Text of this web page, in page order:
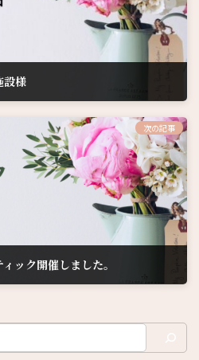
設様
次の記事
ック開催しました。